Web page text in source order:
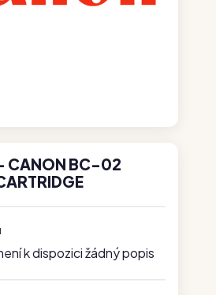
CANON BC-02
k dispozici žádný popis